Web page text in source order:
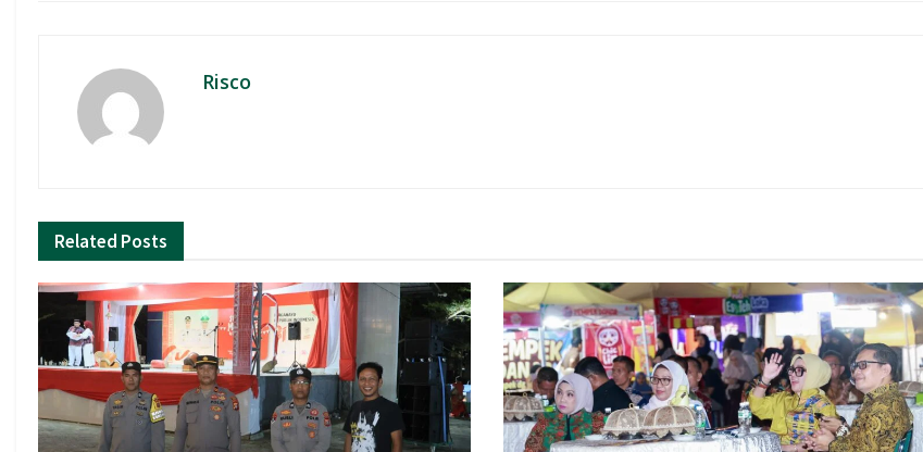
Risco
Related Posts